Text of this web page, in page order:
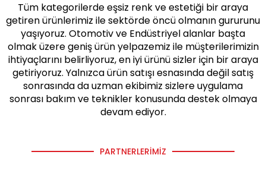
Tüm kategorilerde eşsiz renk ve estetiği bir araya
getiren ürünlerimiz ile sektörde öncü olmanın gururunu
yaşıyoruz. Otomotiv ve Endüstriyel alanlar başta
olmak üzere geniş ürün yelpazemiz ile müşterilerimizin
ihtiyaçlarını belirliyoruz, en iyi ürünü sizler için bir araya
getiriyoruz. Yalnızca ürün satışı esnasında değil satış
sonrasında da uzman ekibimiz sizlere uygulama
sonrası bakım ve teknikler konusunda destek olmaya
devam ediyor.
PARTNERLERIMIZ